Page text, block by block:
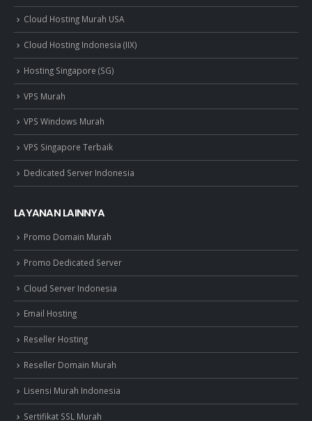
Cloud Hosting Murah USA
Cloud Hosting Indonesia (IIX)
Hosting Singapore (SG)
VPS Murah
VPS Windows Murah
VPS Singapore Terbaik
Dedicated Server Indonesia
LAYANAN LAINNYA
Promo Domain Murah
Promo Dedicated Server
Cloud Server Indonesia
Email Hosting
Reseller Hosting
Reseller Domain Murah
Lisensi Murah Indonesia
Sertifikat SSL Murah